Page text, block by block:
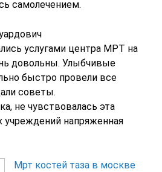
самолечением.
услугами центра МРТ на
довольны. Улыбчивые
быстро провели все
советы.
не чувствовалась эта
учреждений напряженная
Мрт костей таза в москве